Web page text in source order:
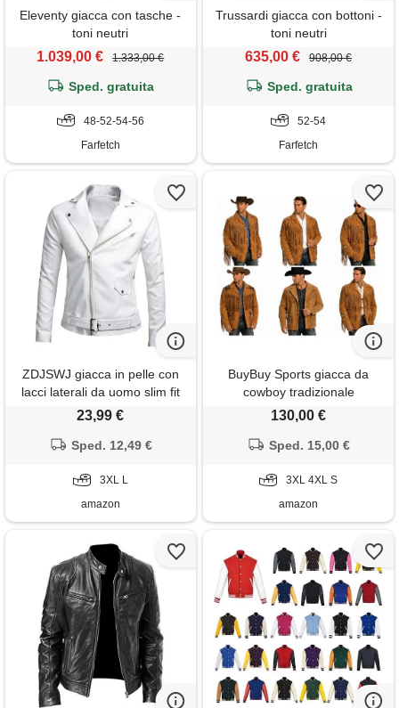
Eleventy giacca con tasche -
toni neutri
1.039,00 € 1.333,00 €
Sped. gratuita
48-52-54-56
Farfetch
Trussardi giacca con bottoni -
toni neutri
635,00 € 908,00 €
Sped. gratuita
52-54
Farfetch
ZDJSWJ giacca in pelle con
lacci laterali da uomo slim fit
similpelle bike jacket flip neck
23,99 €
Sped. 12,49 €
3XL L
amazon
BuyBuy Sports giacca da
cowboy tradizionale
occidentale con frange e
130,00 €
Sped. 15,00 €
3XL 4XL S
amazon